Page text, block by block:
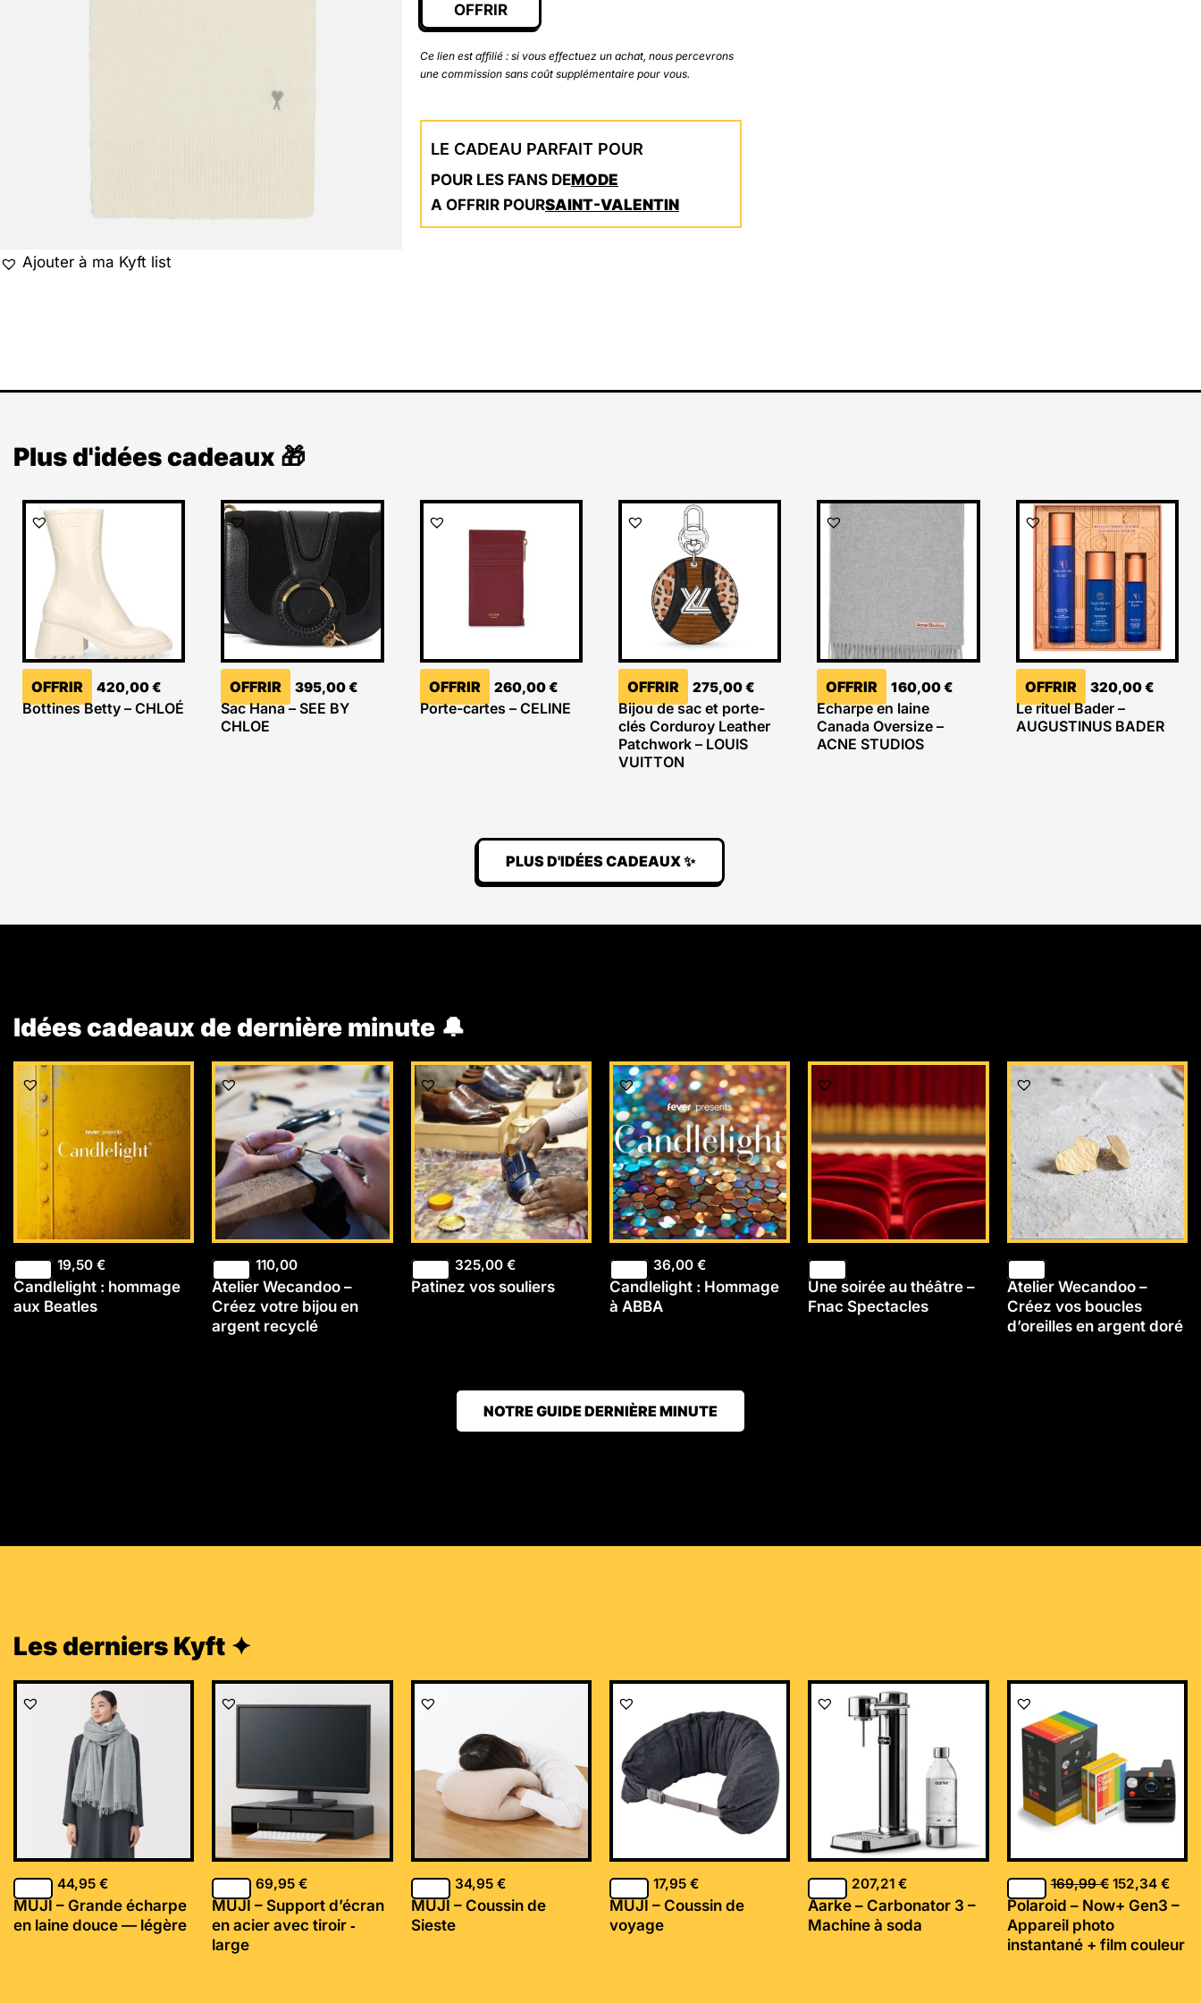
Ajouter à ma Kyft list
OFFRIR
Ce lien est affilié : si vous effectuez un achat, nous percevrons
une commission sans coût supplémentaire pour vous.
LE CADEAU PARFAIT POUR
POUR LES FANS DEMODE
A OFFRIR POURSAINT-VALENTIN
Plus d'idées cadeaux 🎁
OFFRIR 420,00€
Bottines Betty – CHLOÉ
OFFRIR 395,00€
Sac Hana – SEE BY
CHLOE
OFFRIR 260,00€
Porte-cartes – CELINE
OFFRIR 275,00€
Bijou de sac et porte-
clés Corduroy Leather
Patchwork – LOUIS
VUITTON
OFFRIR 160,00€
Echarpe en laine
Canada Oversize –
ACNE STUDIOS
OFFRIR 320,00€
Le rituel Bader –
AUGUSTINUS BADER
PLUS D'IDÉES CADEAUX ✨
Idées cadeaux de dernière minute 🔔
19,50 €
Candlelight : hommage
aux Beatles
110,00
Atelier Wecandoo –
Créez votre bijou en
argent recyclé
325,00 €
Patinez vos souliers
36,00 €
Candlelight : Hommage
à ABBA
Une soirée au théâtre –
Fnac Spectacles
Atelier Wecandoo –
Créez vos boucles
d’oreilles en argent doré
NOTRE GUIDE DERNIÈRE MINUTE
Les derniers Kyft ✦
44,95 €
MUJI – Grande écharpe
en laine douce — légère
69,95€
MUJI – Support d’écran
en acier avec tiroir ‐
large
34,95 €
MUJI – Coussin de
Sieste
17,95 €
MUJI – Coussin de
voyage
207,21€
Aarke – Carbonator 3 –
Machine à soda
169,99€
Le
169,99 €.
152,34 €
Le
Polaroid – Now+ Gen3 –
Appareil photo
instantané + film couleur